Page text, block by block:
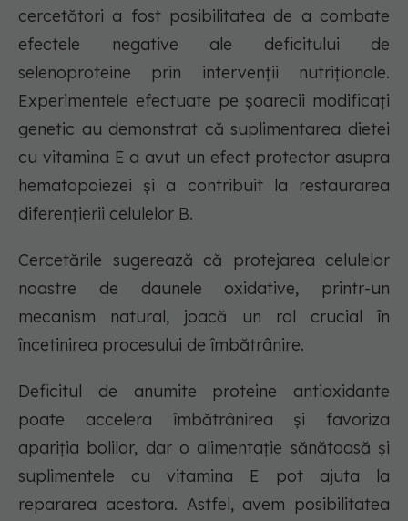
cercetători a fost posibilitatea de a combate
efectele negative ale deficitului de
selenoproteine prin intervenții nutriționale.
Experimentele efectuate pe șoarecii modificați
genetic au demonstrat că suplimentarea dietei
cu vitamina E a avut un efect protector asupra
hematopoiezei și a contribuit la restaurarea
diferențierii celulelor B.
Cercetările sugerează că protejarea celulelor
noastre de daunele oxidative, printr-un
mecanism natural, joacă un rol crucial în
încetinirea procesului de îmbătrânire.
Deficitul de anumite proteine antioxidante
poate accelera îmbătrânirea și favoriza
apariția bolilor, dar o alimentație sănătoasă și
suplimentele cu vitamina E pot ajuta la
repararea acestora. Astfel, avem posibilitatea